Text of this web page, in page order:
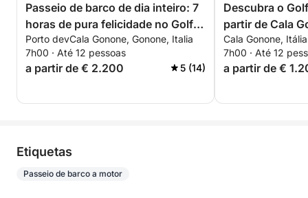
Passeio de barco de dia inteiro: 7
horas de pura felicidade no Golfo
de Orosei (D34)
Porto devCala Gonone, Gonone, Italia
7h00 · Até 12 pessoas
a partir de € 2.200 5 (14)
Descubra o
partir de Cala
Cala Gonone, Itália
7h00 · Até 12
a partir de €
Etiquetas
Passeio de barco a motor